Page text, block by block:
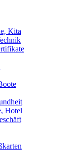
Kita
Hotel